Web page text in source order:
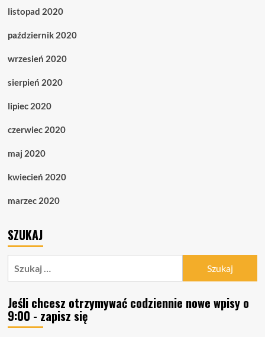
listopad 2020
październik 2020
wrzesień 2020
sierpień 2020
lipiec 2020
czerwiec 2020
maj 2020
kwiecień 2020
marzec 2020
SZUKAJ
Jeśli chcesz otrzymywać codziennie nowe wpisy o
9:00 - zapisz się